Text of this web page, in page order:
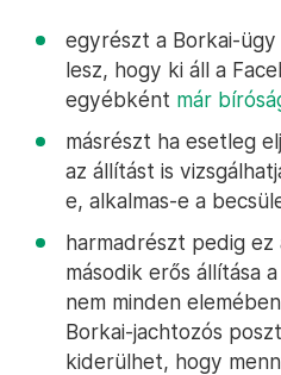
egyrészt a Borkai-
lesz, hogy ki áll a
egyébként már
másrészt ha esetleg
az állítást is
e, alkalmas-e a
harmadrészt pedig
második erős állítása
nem minden
Borkai-jachtozós
kiderülhet, hogy